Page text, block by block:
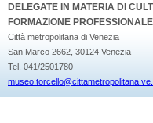
DELEGATE IN MATERIA DI
FORMAZIONE PROFESSIONALE
Città metropolitana di Venezia
San Marco 2662, 30124 Venezia
Tel. 041/2501780